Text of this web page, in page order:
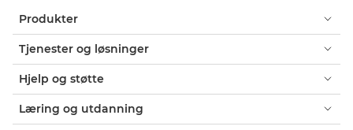
Produkter
Tjenester og løsninger
Hjelp og støtte
Læring og utdanning